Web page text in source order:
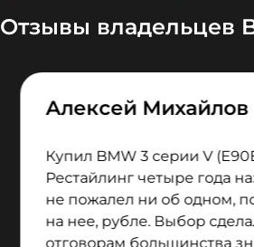
Отзывы владельцев
Алексей Михайлов
Купил BMW 3 серии V
Рестайлинг четыре года
не пожалел ни об одном,
на нее, рубле. Выбор
отговорам большинства